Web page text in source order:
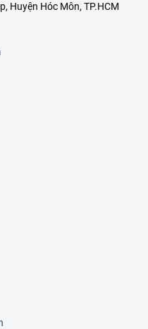
Huyện Hóc Môn, TP.HCM